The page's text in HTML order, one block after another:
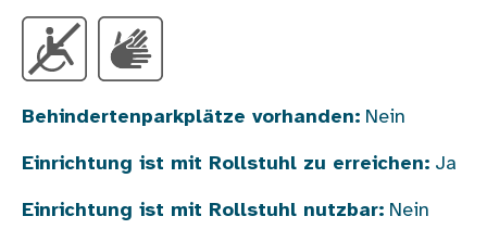
Behindertenparkplätze vorhanden: Nein
Einrichtung ist mit Rollstuhl zu erreichen: Ja
Einrichtung ist mit Rollstuhl nutzbar: Nein